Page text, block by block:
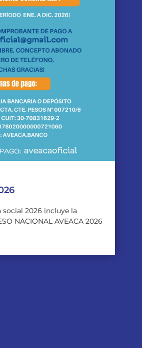
2026 incluye la
NACIONAL AVEACA 2026